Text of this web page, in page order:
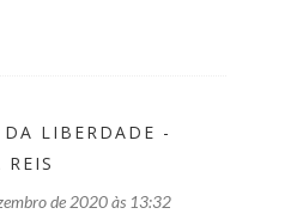
LIBERDADE -
REIS
de 2020 às 13:32